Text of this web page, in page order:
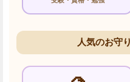
人気のお守